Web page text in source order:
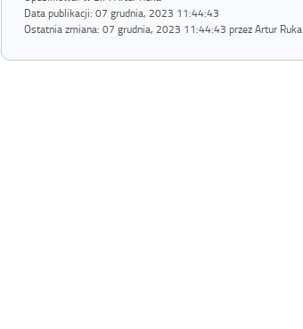
Data publikacji: 07 grudnia, 2023 11:44:43
Ostatnia zmiana: 07 grudnia, 2023 11:44:43 przez Artur Ruka